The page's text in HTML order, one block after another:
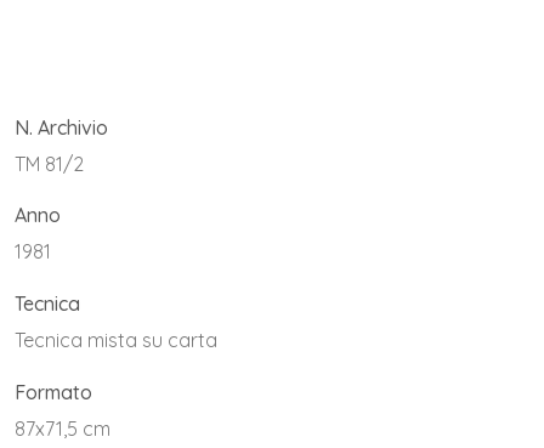
N. Archivio
TM 81/2
Anno
1981
Tecnica
Tecnica mista su carta
Formato
87x71,5 cm